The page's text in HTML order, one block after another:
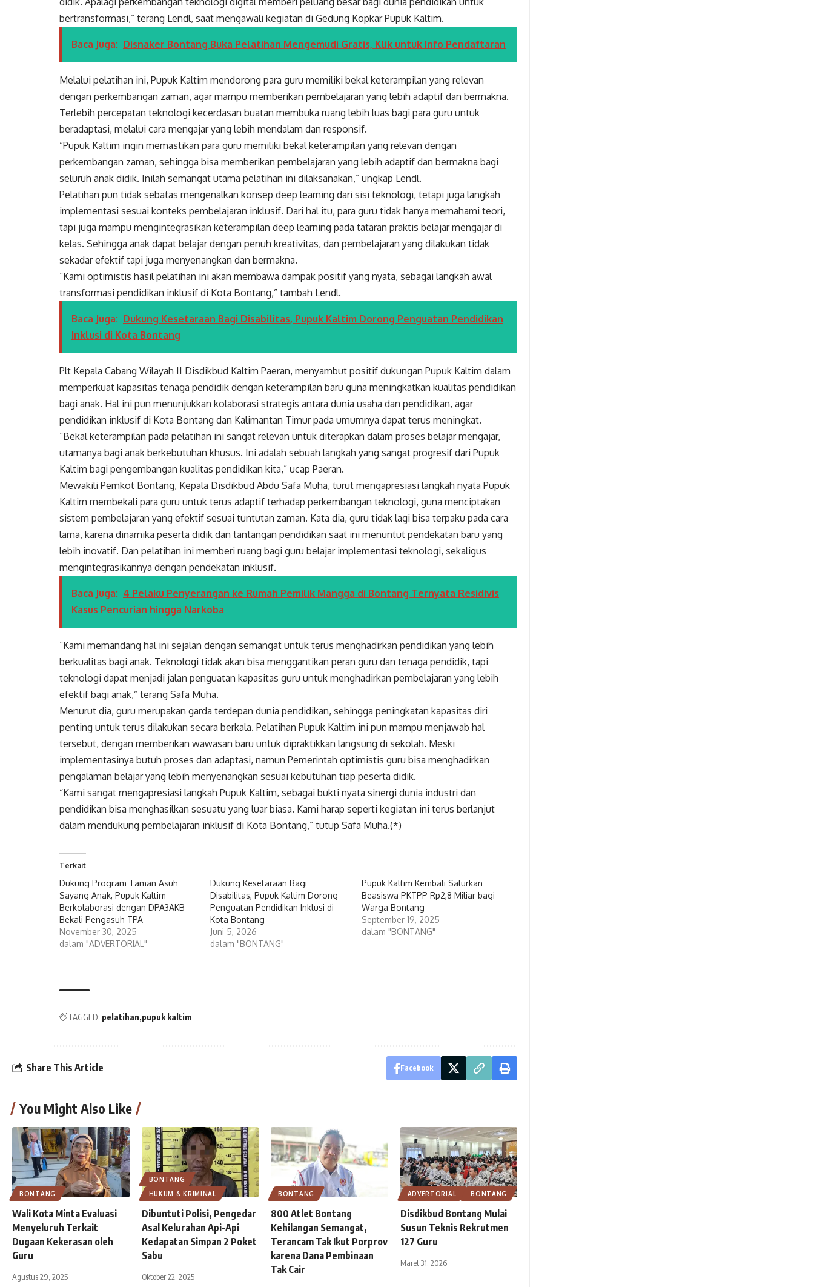
bertransformasi,” terang Lendl, saat mengawali kegiatan di Gedung Kopkar Pupuk Kaltim.
Baca Juga: Disnaker Bontang Buka Pelatihan Mengemudi Gratis, Klik untuk Info Pendaftaran
Melalui pelatihan ini, Pupuk Kaltim mendorong para guru memiliki bekal keterampilan yang relevan
dengan perkembangan zaman, agar mampu memberikan pembelajaran yang lebih adaptif dan bermakna.
Terlebih percepatan teknologi kecerdasan buatan membuka ruang lebih luas bagi para guru untuk
beradaptasi, melalui cara mengajar yang lebih mendalam dan responsif.
“Pupuk Kaltim ingin memastikan para guru memiliki bekal keterampilan yang relevan dengan
perkembangan zaman, sehingga bisa memberikan pembelajaran yang lebih adaptif dan bermakna bagi
seluruh anak didik. Inilah semangat utama pelatihan ini dilaksanakan,” ungkap Lendl.
Pelatihan pun tidak sebatas mengenalkan konsep deep learning dari sisi teknologi, tetapi juga langkah
implementasi sesuai konteks pembelajaran inklusif. Dari hal itu, para guru tidak hanya memahami teori,
tapi juga mampu mengintegrasikan keterampilan deep learning pada tataran praktis belajar mengajar di
kelas. Sehingga anak dapat belajar dengan penuh kreativitas, dan pembelajaran yang dilakukan tidak
sekadar efektif tapi juga menyenangkan dan bermakna.
“Kami optimistis hasil pelatihan ini akan membawa dampak positif yang nyata, sebagai langkah awal
transformasi pendidikan inklusif di Kota Bontang,” tambah Lendl.
Baca Juga: Dukung Kesetaraan Bagi Disabilitas, Pupuk Kaltim Dorong Penguatan Pendidikan
Inklusi di Kota Bontang
Plt Kepala Cabang Wilayah II Disdikbud Kaltim Paeran, menyambut positif dukungan Pupuk Kaltim dalam
memperkuat kapasitas tenaga pendidik dengan keterampilan baru guna meningkatkan kualitas pendidikan
bagi anak. Hal ini pun menunjukkan kolaborasi strategis antara dunia usaha dan pendidikan, agar
pendidikan inklusif di Kota Bontang dan Kalimantan Timur pada umumnya dapat terus meningkat.
“Bekal keterampilan pada pelatihan ini sangat relevan untuk diterapkan dalam proses belajar mengajar,
utamanya bagi anak berkebutuhan khusus. Ini adalah sebuah langkah yang sangat progresif dari Pupuk
Kaltim bagi pengembangan kualitas pendidikan kita,” ucap Paeran.
Mewakili Pemkot Bontang, Kepala Disdikbud Abdu Safa Muha, turut mengapresiasi langkah nyata Pupuk
Kaltim membekali para guru untuk terus adaptif terhadap perkembangan teknologi, guna menciptakan
sistem pembelajaran yang efektif sesuai tuntutan zaman. Kata dia, guru tidak lagi bisa terpaku pada cara
lama, karena dinamika peserta didik dan tantangan pendidikan saat ini menuntut pendekatan baru yang
lebih inovatif. Dan pelatihan ini memberi ruang bagi guru belajar implementasi teknologi, sekaligus
mengintegrasikannya dengan pendekatan inklusif.
Baca Juga: 4 Pelaku Penyerangan ke Rumah Pemilik Mangga di Bontang Ternyata Residivis
Kasus Pencurian hingga Narkoba
“Kami memandang hal ini sejalan dengan semangat untuk terus menghadirkan pendidikan yang lebih
berkualitas bagi anak. Teknologi tidak akan bisa menggantikan peran guru dan tenaga pendidik, tapi
teknologi dapat menjadi jalan penguatan kapasitas guru untuk menghadirkan pembelajaran yang lebih
efektif bagi anak,” terang Safa Muha.
Menurut dia, guru merupakan garda terdepan dunia pendidikan, sehingga peningkatan kapasitas diri
penting untuk terus dilakukan secara berkala. Pelatihan Pupuk Kaltim ini pun mampu menjawab hal
tersebut, dengan memberikan wawasan baru untuk dipraktikkan langsung di sekolah. Meski
implementasinya butuh proses dan adaptasi, namun Pemerintah optimistis guru bisa menghadirkan
pengalaman belajar yang lebih menyenangkan sesuai kebutuhan tiap peserta didik.
“Kami sangat mengapresiasi langkah Pupuk Kaltim, sebagai bukti nyata sinergi dunia industri dan
pendidikan bisa menghasilkan sesuatu yang luar biasa. Kami harap seperti kegiatan ini terus berlanjut
dalam mendukung pembelajaran inklusif di Kota Bontang,” tutup Safa Muha.(*)
Terkait
Dukung Program Taman Asuh
Sayang Anak, Pupuk Kaltim
Berkolaborasi dengan DPA3AKB
Bekali Pengasuh TPA
November 30, 2025
dalam "ADVERTORIAL"
Dukung Kesetaraan Bagi
Disabilitas, Pupuk Kaltim Dorong
Penguatan Pendidikan Inklusi di
Kota Bontang
Juni 5, 2026
dalam "BONTANG"
Pupuk Kaltim Kembali Salurkan
Beasiswa PKTPP Rp2,8 Miliar bagi
Warga Bontang
September 19, 2025
dalam "BONTANG"
TAGGED: pelatihan pupuk kaltim
Share This Article Facebook
You Might Also Like
BONTANG
Wali Kota Minta Evaluasi
Menyeluruh Terkait
Dugaan Kekerasan oleh
Guru
Agustus 29, 2025
BONTANG
HUKUM & KRIMINAL
Dibuntuti Polisi, Pengedar
Asal Kelurahan Api-Api
Kedapatan Simpan 2 Poket
Sabu
Oktober 22, 2025
BONTANG
800 Atlet Bontang
Kehilangan Semangat,
Terancam Tak Ikut Porprov
karena Dana Pembinaan
Tak Cair
ADVERTORIAL BONTANG
Disdikbud Bontang Mulai
Susun Teknis Rekrutmen
127 Guru
Maret 31, 2026